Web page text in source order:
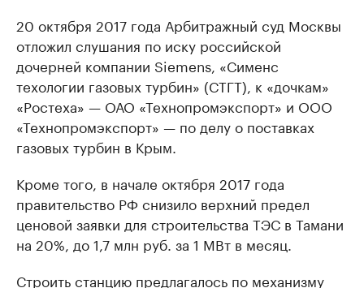
20 октября 2017 года Арбитражный суд Москвы
отложил слушания по иску российской
дочерней компании Siemens, «Сименс
техологии газовых турбин» (СТГТ), к «дочкам»
«Ростеха» — ОАО «Технопромэкспорт» и ООО
«Технопромэкспорт» — по делу о поставках
газовых турбин в Крым.
Кроме того, в начале октября 2017 года
правительство РФ снизило верхний предел
ценовой заявки для строительства ТЭС в Тамани
на 20%, до 1,7 млн руб. за 1 МВт в месяц.
Строить станцию предлагалось по механизму